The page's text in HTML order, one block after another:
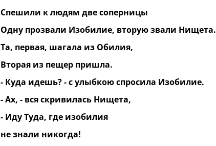
Спешили к людям две соперницы
Одну прозвали Изобилие, вторую звали Нищета.
Та, первая, шагала из Обилия,
Вторая из пещер пришла.
- Куда идешь? - с улыбкою спросила Изобилие.
- Ах, - вся скривилась Нищета,
- Иду Туда, где изобилия
не знали никогда!